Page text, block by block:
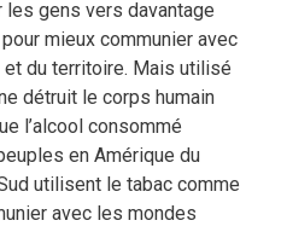
gens vers davantage
mieux communier avec
du territoire. Mais utilisé
détruit le corps humain
l’alcool consommé
en Amérique du
utilisent le tabac comme
avec les mondes